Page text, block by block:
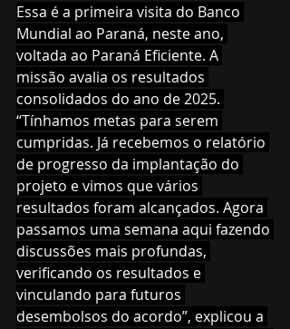
Essa é a primeira visita do Banco
Mundial ao Paraná, neste ano,
voltada ao Paraná Eficiente. A
missão avalia os resultados
consolidados do ano de 2025.
“Tínhamos metas para serem
cumpridas. Já recebemos o relatório
de progresso da implantação do
projeto e vimos que vários
resultados foram alcançados. Agora
passamos uma semana aqui fazendo
discussões mais profundas,
verificando os resultados e
vinculando para futuros
desembolsos do acordo”, explicou a